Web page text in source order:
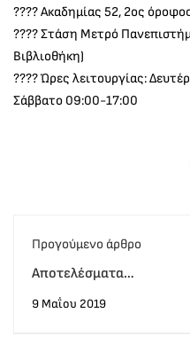
???? Ακαδημίας 52, 2ος
???? Στάση Μετρό
Βιβλιοθήκη)
???? Ώρες λειτουργίας:
Σάββατο 09:00-17:00
Προγούμενο άρθρο
Αποτελέσματα
Proficiency Απριλίου
2019
9 Μαΐου 2019